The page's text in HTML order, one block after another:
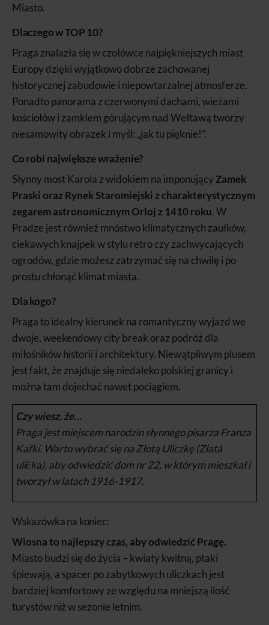
Miasto.
Dlaczego w TOP 10?
Praga znalazła się w czołówce najpiękniejszych miast
Europy dzięki wyjątkowo dobrze zachowanej
historycznej zabudowie i niepowtarzalnej atmosferze.
Ponadto panorama z czerwonymi dachami, wieżami
kościołów i zamkiem górującym nad Wełtawą tworzy
niesamowity obrazek i myśl: „jak tu pięknie!”.
Co robi największe wrażenie?
Słynny most Karola z widokiem na imponujący Zamek
Praski oraz Rynek Staromiejski z charakterystycznym
zegarem astronomicznym Orloj z 1410 roku. W
Pradze jest również mnóstwo klimatycznych zaułków,
ciekawych knajpek w stylu retro czy zachwycających
ogrodów, gdzie możesz zatrzymać się na chwilę i po
prostu chłonąć klimat miasta.
Dla kogo?
Praga to idealny kierunek na romantyczny wyjazd we
dwoje, weekendowy city break oraz podróż dla
miłośników historii i architektury. Niewątpliwym plusem
jest fakt, że znajduje się niedaleko polskiej granicy i
można tam dojechać nawet pociągiem.
Czy wiesz, że…
Praga jest miejscem narodzin słynnego pisarza Franza
Kafki. Warto wybrać się na Złotą Uliczkę (Zlatá
ulička), aby odwiedzić dom nr 22, w którym mieszkał i
tworzył w latach 1916-1917.
Wskazówka na koniec:
Wiosna to najlepszy czas, aby odwiedzić Pragę.
Miasto budzi się do życia – kwiaty kwitną, ptaki
śpiewają, a spacer po zabytkowych uliczkach jest
bardziej komfortowy ze względu na mniejszą ilość
turystów niż w sezonie letnim.